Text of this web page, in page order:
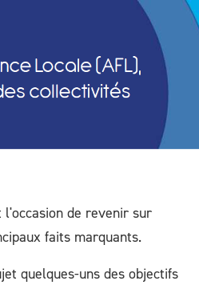
l'occasion de revenir sur
faits marquants.
quelques-uns des objectifs